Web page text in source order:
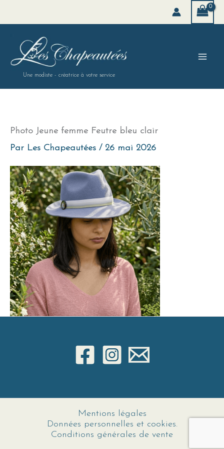
contenu
Une modiste - créatrice à votre service
Photo Jeune femme Feutre bleu clair
Par Les Chapeautées / 26 mai 2026
Mentions légales
Données personnelles et cookies.
Conditions générales de vente